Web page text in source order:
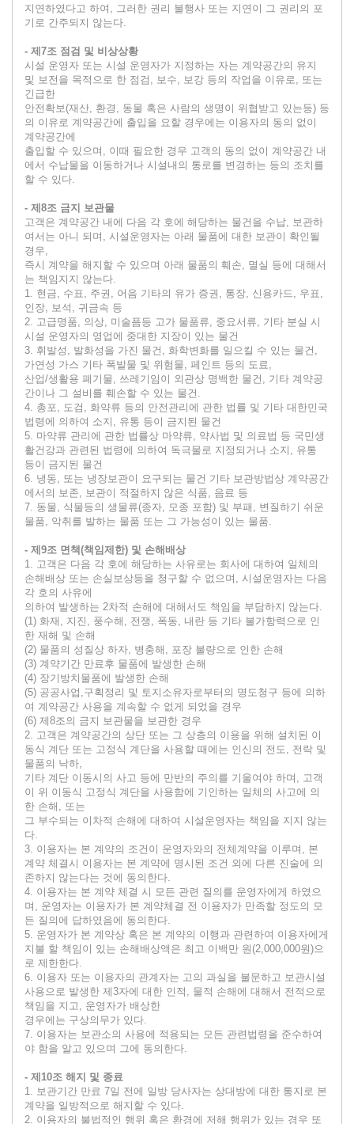
지연하였다고 하여, 그러한 권리 불행사 또는 지연이 그 권리의 포
기로 간주되지 않는다.
- 제7조 점검 및 비상상황
시설 운영자 또는 시설 운영자가 지정하는 자는 계약공간의 유지
및 보전을 목적으로 한 점검, 보수, 보강 등의 작업을 이유로, 또는
긴급한
안전확보(재산, 환경, 동물 혹은 사람의 생명이 위협받고 있는등) 등
의 이유로 계약공간에 출입을 요할 경우에는 이용자의 동의 없이
계약공간에
출입할 수 있으며, 이때 필요한 경우 고객의 동의 없이 계약공간 내
에서 수납물을 이동하거나 시설내의 통로를 변경하는 등의 조치를
할 수 있다.
- 제8조 금지 보관물
고객은 계약공간 내에 다음 각 호에 해당하는 물건을 수납, 보관하
여서는 아니 되며, 시설운영자는 아래 물품에 대한 보관이 확인될
경우,
즉시 계약을 해지할 수 있으며 아래 물품의 훼손, 멸실 등에 대해서
는 책임지지 않는다.
1. 현금, 수표, 주권, 어음 기타의 유가 증권, 통장, 신용카드, 우표,
인장, 보석, 귀금속 등
2. 고급명품, 의상, 미술픔등 고가 물품류, 중요서류, 기타 분실 시
시설 운영자의 영업에 중대한 지장이 있는 물건
3. 휘발성, 발화성을 가진 물건, 화학변화를 일으킬 수 있는 물건,
가연성 가스 기타 폭발물 및 위험물, 페인트 등의 도료,
산업/생활용 폐기물, 쓰레기임이 외관상 명백한 물건, 기타 계약공
간이나 그 설비를 훼손할 수 있는 물건.
4. 총포, 도검, 화약류 등의 안전관리에 관한 법률 및 기타 대한민국
법령에 의하여 소지, 유통 등이 금지된 물건
5. 마약류 관리에 관한 법률상 마약류, 약사법 및 의료법 등 국민생
활건강과 관련된 법령에 의하여 독극물로 지정되거나 소지, 유통
등이 금지된 물건
6. 냉동, 또는 냉장보관이 요구되는 물건 기타 보관방법상 계약공간
에서의 보존, 보관이 적절하지 않은 식품, 음료 등
7. 동물, 식물등의 생물류(종자, 모종 포함) 및 부패, 변질하기 쉬운
물품, 악취를 발하는 물품 또는 그 가능성이 있는 물품.
- 제9조 면책(책임제한) 및 손해배상
1. 고객은 다음 각 호에 해당하는 사유로는 회사에 대하여 일체의
손해배상 또는 손실보상등을 청구할 수 없으며, 시설운영자는 다음
각 호의 사유에
의하여 발생하는 2차적 손해에 대해서도 책임을 부담하지 않는다.
(1) 화재, 지진, 풍수해, 전쟁, 폭동, 내란 등 기타 불가항력으로 인
한 재해 및 손해
(2) 물품의 성질상 하자, 병충해, 포장 불량으로 인한 손해
(3) 계약기간 만료후 물품에 발생한 손해
(4) 장기방치물품에 발생한 손해
(5) 공공사업,구획정리 및 토지소유자로부터의 명도청구 등에 의하
여 계약공간 사용을 계속할 수 없게 되었을 경우
(6) 제8조의 금지 보관물을 보관한 경우
2. 고객은 계약공간의 상단 또는 그 상층의 이용을 위해 설치된 이
동식 계단 또는 고정식 계단을 사용할 때에는 인신의 전도, 전락 및
물품의 낙하,
기타 계단 이동시의 사고 등에 만반의 주의를 기울여야 하며, 고객
이 위 이동식 고정식 계단을 사용함에 기인하는 일체의 사고에 의
한 손해, 또는
그 부수되는 이차적 손해에 대하여 시설운영자는 책임을 지지 않는
다.
3. 이용자는 본 계약의 조건이 운영자와의 전체계약을 이루며, 본
계약 체결시 이용자는 본 계약에 명시된 조건 외에 다른 진술에 의
존하지 않는다는 것에 동의한다.
4. 이용자는 본 계약 체결 시 모든 관련 질의를 운영자에게 하였으
며, 운영자는 이용자가 본 계약체결 전 이용자가 만족할 정도의 모
든 질의에 답하였음에 동의한다.
5. 운영자가 본 계약상 혹은 본 계약의 이행과 관련하여 이용자에게
지불 할 책임이 있는 손해배상액은 최고 이백만 원(2,000,000원)으
로 제한한다.
6. 이용자 또는 이용자의 관계자는 고의 과실을 불문하고 보관시설
사용으로 발생한 제3자에 대한 인적, 물적 손해에 대해서 전적으로
책임을 지고, 운영자가 배상한
경우에는 구상의무가 있다.
7. 이용자는 보관소의 사용에 적용되는 모든 관련법령을 준수하여
야 함을 알고 있으며 그에 동의한다.
- 제10조 해지 및 종료
1. 보관기간 만료 7일 전에 일방 당사자는 상대방에 대한 통지로 본
계약을 일방적으로 해지할 수 있다.
2. 이용자의 불법적인 행위 혹은 환경에 저해 행위가 있는 경우 또